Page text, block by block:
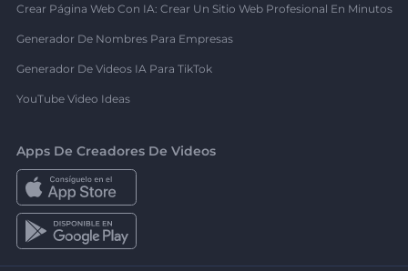
Crear Página Web Con IA: Crear Un Sitio Web Profesional En Minutos
Generador De Nombres Para Empresas
Generador De Videos IA Para TikTok
YouTube Video Ideas
Apps De Creadores De Videos